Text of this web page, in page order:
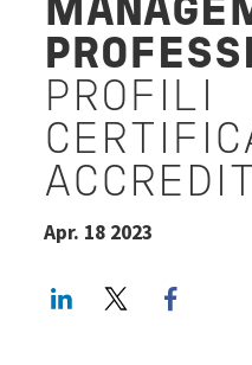
PROFILI
Apr. 18 2023
LinkedInTwitter